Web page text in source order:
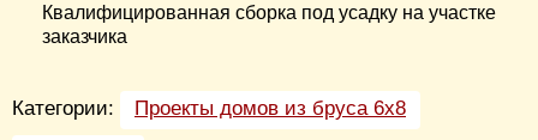
Квалифицированная сборка под усадку на участке
заказчика
Категории:
Проекты домов из бруса 6х8